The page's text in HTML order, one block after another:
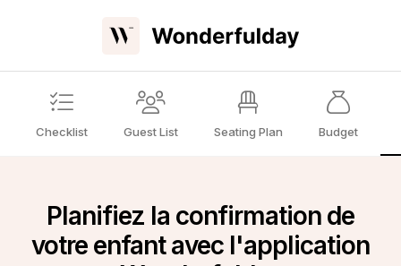
Checklist Guest List Seating Plan Budget
Planifiez la confirmation de
votre enfant avec l'application